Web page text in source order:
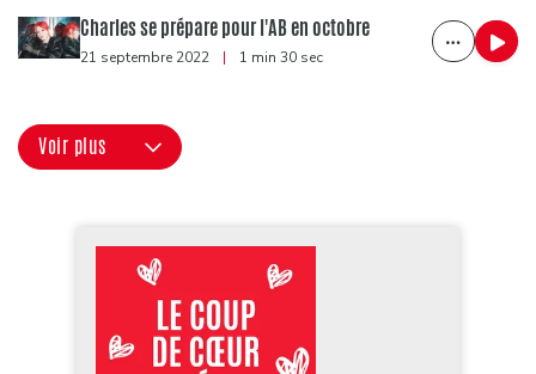
Charles se prépare pour l'AB en octobre
21 septembre 2022 | 1 min 30 sec
Voir plus